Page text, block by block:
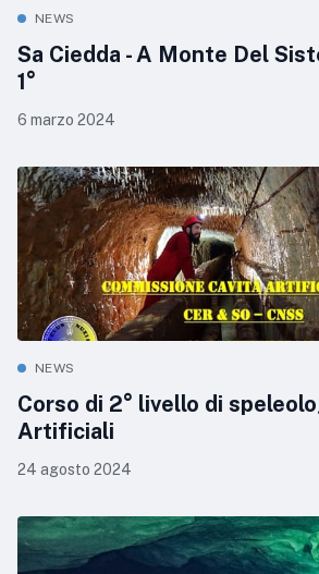
NEWS
Sa Ciedda - A Monte Del
1°
6 marzo 2024
NEWS
Corso di 2° livello di
Artificiali
24 agosto 2024